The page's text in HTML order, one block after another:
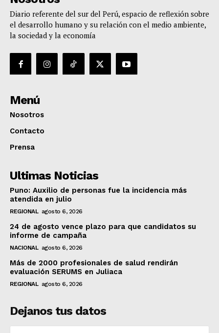
Diario referente del sur del Perú, espacio de reflexión sobre
el desarrollo humano y su relación con el medio ambiente,
la sociedad y la economía
Menú
Nosotros
Contacto
Prensa
Ultimas Noticias
Puno: Auxilio de personas fue la incidencia más
atendida en julio
REGIONAL agosto 6, 2026
24 de agosto vence plazo para que candidatos su
informe de campaña
NACIONAL agosto 6, 2026
Más de 2000 profesionales de salud rendirán
evaluación SERUMS en Juliaca
REGIONAL agosto 6, 2026
Dejanos tus datos